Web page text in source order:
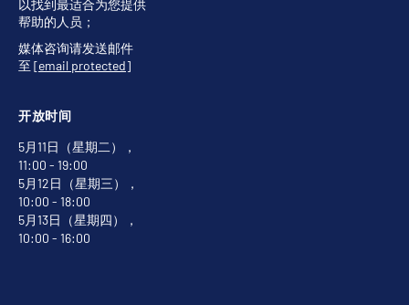
开放时间
5月11日（星期二），
11:00 - 19:00
5月12日（星期三），
10:00 - 18:00
5月13日（星期四），
10:00 - 16:00
以找到最适合为您提供
帮助的人员；
媒体咨询请发送邮件
至 [email protected]